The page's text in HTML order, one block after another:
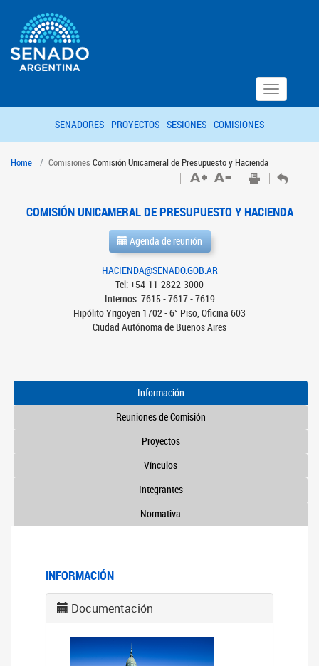
Toggle
navigation
SENADORES - PROYECTOS -SESIONES -COMISIONES
Home Comisiones Comisión Unicameral de Presupuesto y Hacienda
COMISIÓN UNICAMERAL DE PRESUPUESTO Y HACIENDA
Agenda de reunión
HACIENDA@SENADO.GOB.AR
Tel: +54-11-2822-3000
Internos: 7615 - 7617 - 7619
Hipólito Yrigoyen 1702 - 6° Piso, Oficina 603
Ciudad Autónoma de Buenos Aires
Información
Reuniones de Comisión
Proyectos
Vínculos
Integrantes
Normativa
INFORMACIÓN
Documentación